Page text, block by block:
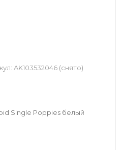
AK103532046 (снято)
Single Poppies белый